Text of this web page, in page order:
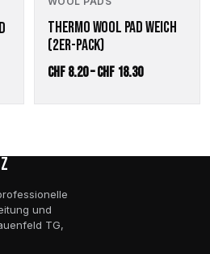
THERMO WOOL PAD WEICH
(2ER-PACK)
CHF8.20–CHF 18.30Preisspanne:
können
auf
der
gewählt
und
TG,